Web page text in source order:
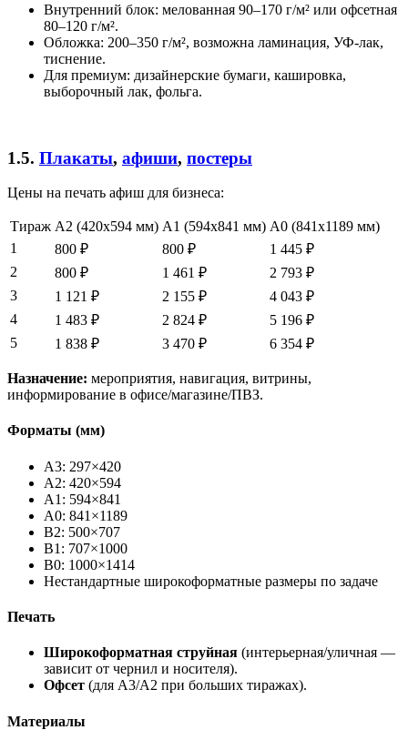
Внутренний блок: мелованная 90–170 г/м² или офсетная
80–120 г/м².
Обложка: 200–350 г/м², возможна ламинация, УФ-лак,
тиснение.
Для премиум: дизайнерские бумаги, кашировка,
выборочный лак, фольга.
1.5. Плакаты, афиши, постеры
Цены на печать афиш для бизнеса:
Тираж А2 (420х594 мм) А1 (594х841 мм) А0 (841х1189 мм)
1
800 ₽ 800 ₽
1 445 ₽
2
800 ₽ 1 461 ₽
2 793 ₽
3
1 121 ₽ 2 155 ₽
4 043 ₽
4
1 483 ₽ 2 824 ₽
5 196 ₽
5
1 838 ₽ 3 470 ₽ 6 354 ₽
Назначение: мероприятия, навигация, витрины,
информирование в офисе/магазине/ПВЗ.
Форматы (мм)
A3: 297×420
A2: 420×594
A1: 594×841
A0: 841×1189
B2: 500×707
B1: 707×1000
B0: 1000×1414
Нестандартные широкоформатные размеры по задаче
Печать
Широкоформатная струйная (интерьерная/уличная —
зависит от чернил и носителя).
Офсет (для A3/A2 при больших тиражах).
Материалы